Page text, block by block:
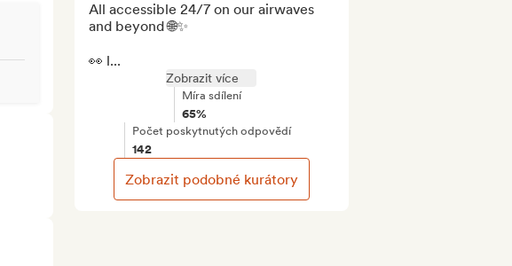
All accessible 24/7 on our airwaves
and beyond 🌐✨
👀 l...
Zobrazit více
Míra sdílení
65%
Počet poskytnutých odpovědí
142
Zobrazit podobné kurátory